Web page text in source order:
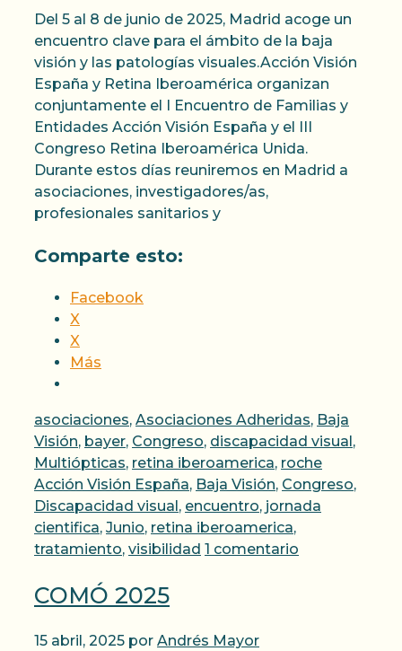
Del 5 al 8 de junio de 2025, Madrid acoge un
encuentro clave para el ámbito de la baja
visión y las patologías visuales.Acción Visión
España y Retina Iberoamérica organizan
conjuntamente el I Encuentro de Familias y
Entidades Acción Visión España y el III
Congreso Retina Iberoamérica Unida.
Durante estos días reuniremos en Madrid a
asociaciones, investigadores/as,
profesionales sanitarios y
Comparte esto:
Facebook
X
X
Más
Categorías
asociaciones, Asociaciones Adheridas, Baja
Visión, bayer, Congreso, discapacidad visual,
Multiópticas, retina iberoamerica, rocheEtiquetas
Acción Visión España, Baja Visión, Congreso,
Discapacidad visual, encuentro, jornada
cientifica, Junio, retina iberoamerica,
tratamiento, visibilidad 1 comentario
COMÓ 2025
15 abril, 2025 por Andrés Mayor